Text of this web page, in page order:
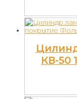
КВ-50